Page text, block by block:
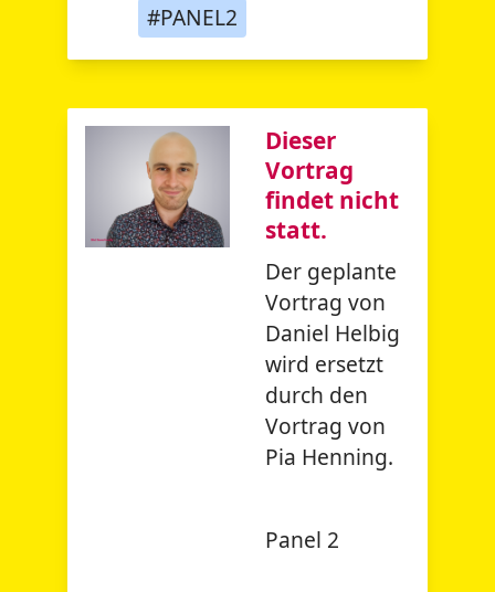
#PANEL2
Dieser
Vortrag
findet nicht
statt.
Der geplante
Vortrag von
Daniel Helbig
wird ersetzt
durch den
Vortrag von
Pia Henning.
Panel 2